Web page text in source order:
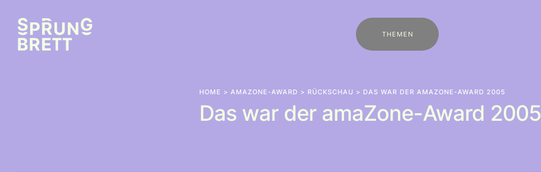
THEMEN
HOME > AMAZONE-AWARD > RÜCKSCHAU > DAS WAR DER AMAZONE-AWARD 2005
Das war der amaZone-Award 2005